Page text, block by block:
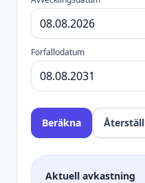
Förfallodatum
Beräkna Återställ
Aktuell avkastning